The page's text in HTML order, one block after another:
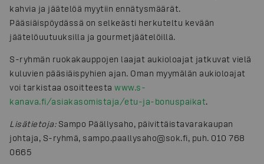
kahvia ja jäätelöä myytiin ennätysmäärät.
Pääsiäispöydässä on selkeästi herkuteltu kevään
jäätelöuutuuksilla ja gourmetjäätelöillä.
S-ryhmän ruokakauppojen laajat aukioloajat jatkuvat vielä
kuluvien pääsiäispyhien ajan. Oman myymälän aukioloajat
voi tarkistaa osoitteesta www.s-
kanava.fi/asiakasomistaja/etu-ja-bonuspaikat.
Lisätietoja: Sampo Päällysaho, päivittäistavarakaupan
johtaja, S-ryhmä, sampo.paallysaho@sok.fi, puh. 010 768
0665